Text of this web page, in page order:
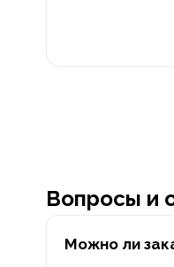
Вопросы и
Можно ли